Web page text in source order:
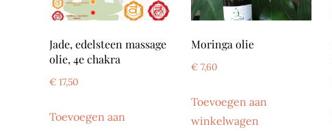
Jade, edelsteen massage
olie, 4e chakra
€ 17,50
Toevoegen aan
Moringa olie
€7,60
Toevoegen aan
winkelwagen